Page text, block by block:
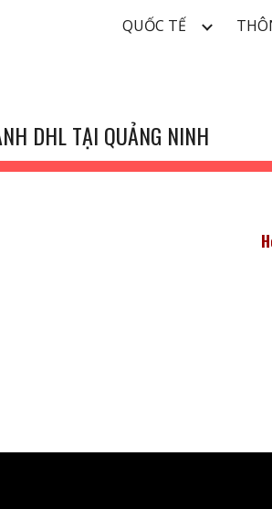
Skip to navigation
QUỐC TẾ
DHL TẠI QUẢNG NINH